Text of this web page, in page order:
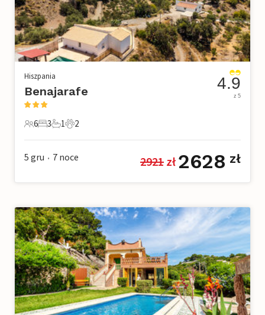
Hiszpania
Benajarafe
6 Goście
6
3 Sypialnie
3
1 Łazienka
1
2 Zwierzęta domowe
2
4.9
z 5
5 gru • 7 noce 2921 zł 2628 zł